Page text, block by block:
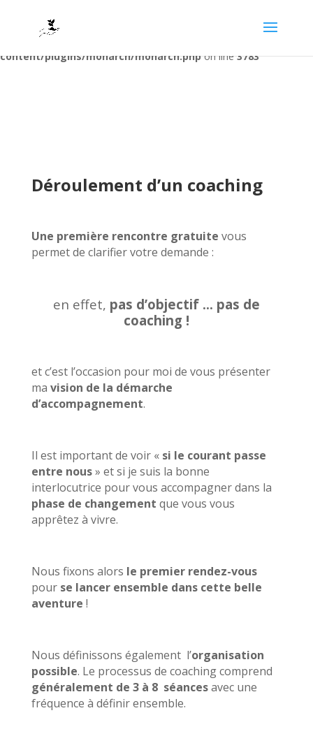
Deprecated
: Required parameter $location follows optional
parameter $post_types in
content/plugins/monarch/monarch.phpon line3783
Déroulement d’un coaching
Une première rencontre gratuite vous
permet de clarifier votre demande :
en effet, pas d’objectif … pas de
coaching !
et c’est l’occasion pour moi de vous présenter
ma vision de la démarche
d’accompagnement.
Il est important de voir « si le courant passe
entre nous» et si je suis la bonne
interlocutrice pour vous accompagner dans la
phase de changement que vous vous
apprêtez à vivre.
Nous fixons alors le premier rendez-vous
pour se lancer ensemble dans cette belle
aventure !
Nous définissons également l’organisation
possible. Le processus de coaching comprend
généralement de 3 à 8 séancesavec une
fréquence à définir ensemble.